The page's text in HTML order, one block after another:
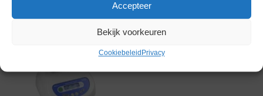
Accepteer
Bekijk voorkeuren
Cookiebeleid Privacy